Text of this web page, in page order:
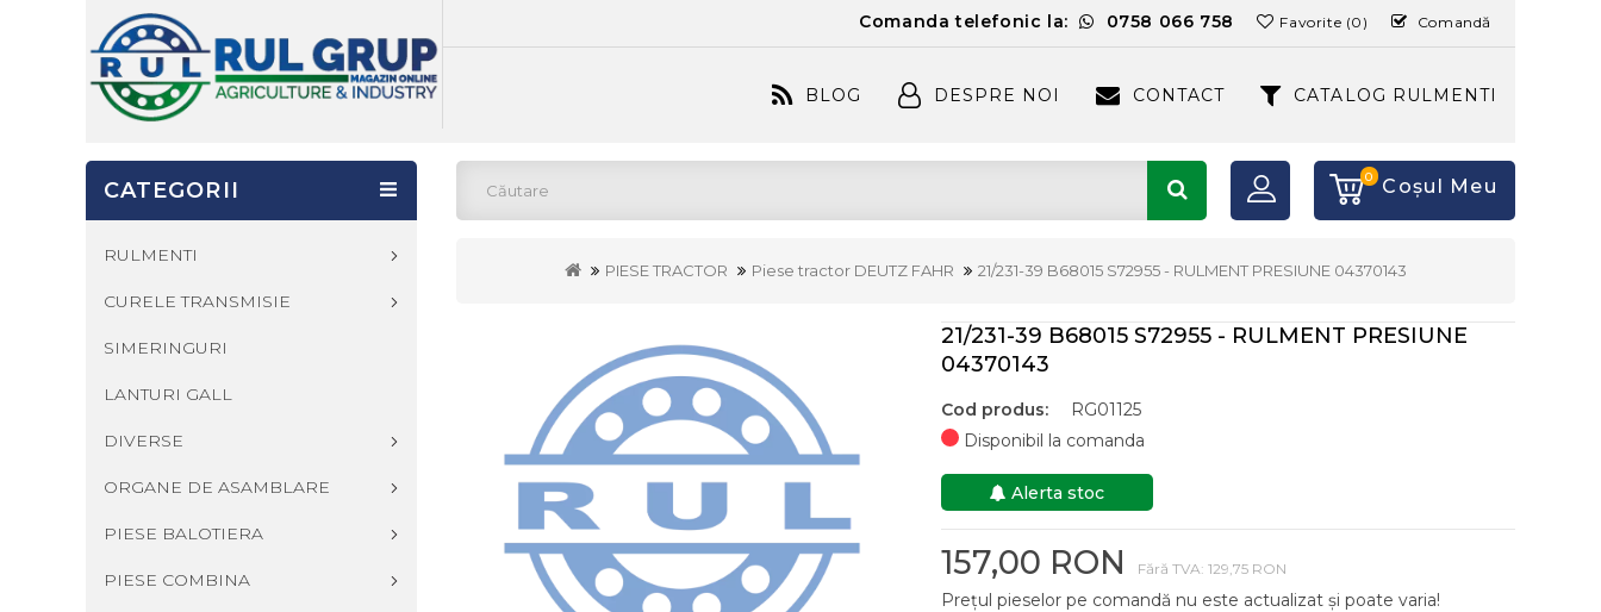
Comanda telefonic la: 0758 066 758 Favorite (0) Comandă
BLOG DESPRE NOI CONTACT CATALOG RULMENTI
0 Coşul Meu
PIESE TRACTOR Piese tractor DEUTZ FAHR 21/231-39 B68015 S72955 - RULMENT PRESIUNE 04370143
CATEGORII
RULMENTI
CURELE TRANSMISIE
SIMERINGURI
LANTURI GALL
DIVERSE
ORGANE DE ASAMBLARE
PIESE BALOTIERA
PIESE COMBINA
21/231-39 B68015 S72955 - RULMENT PRESIUNE
04370143
Cod produs:
RG01125
Disponibil la comanda
Alerta stoc
157,00 RON Fără TVA: 129,75 RON
Prețul pieselor pe comandă nu este actualizat și poate varia!